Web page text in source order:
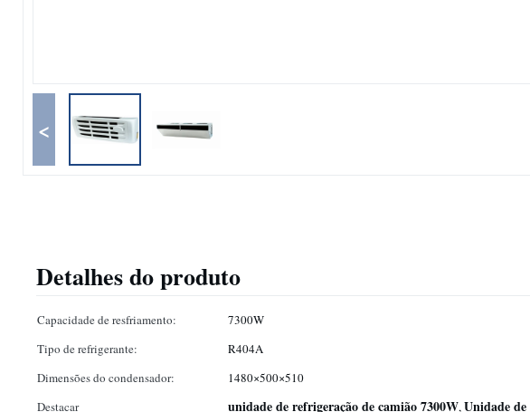
<
Detalhes do produto
Capacidade de resfriamento: 7300W
Tipo de refrigerante:
R404A
Dimensões do condensador:
1480×500×510
Destacar
unidade de refrigeração de camião 7300W,Unidade